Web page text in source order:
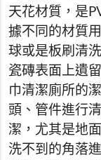
天花材質，是
據不同的材質
球或是板刷清
瓷磚表面上遺
巾清潔廁所的
頭、管件進行
潔，尤其是地
洗不到的角落